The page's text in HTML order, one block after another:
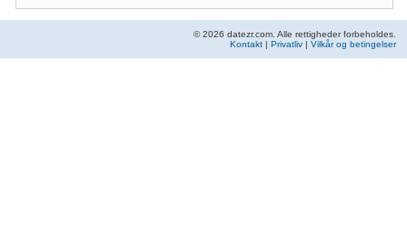
© 2026 datezr.com. Alle rettigheder forbeholdes.
Kontakt | Privatliv | Vilkår og betingelser